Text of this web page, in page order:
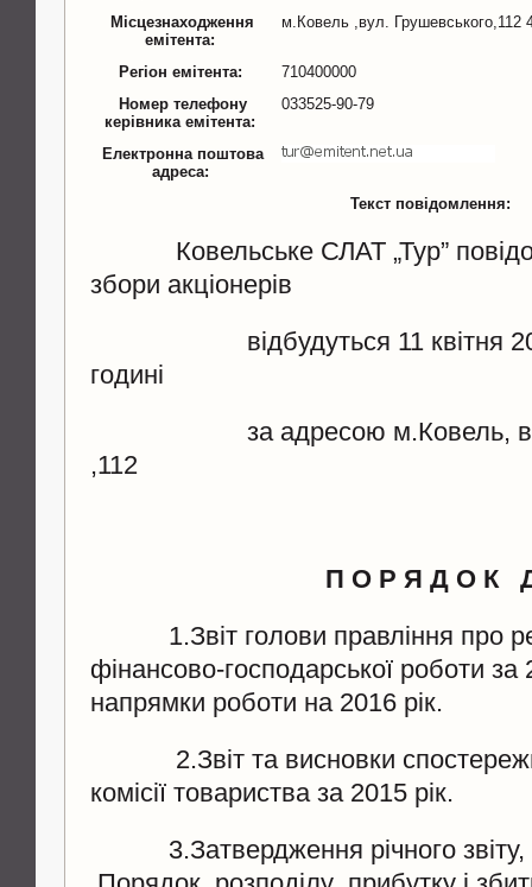
Місцезнаходження
емітента:
м.Ковель ,вул. Грушевського,112
Регіон емітента:
710400000
Номер телефону
керівника емітента:
033525-90-79
Електронна поштова
адреса:
Текст повідомлення:
Ковельське СЛАТ „Тур”
збори акціонерів
відбудуться 11 квітня
годині
за адресою м.Ковель, вул.
,112
П О Р Я Д О К
1.Звіт голови правління про
фінансово-господарської роботи за
напрямки роботи на 2016 рік.
2.Звіт та висновки
комісії товариства за 2015 рік.
3.Затвердження річного звіту,